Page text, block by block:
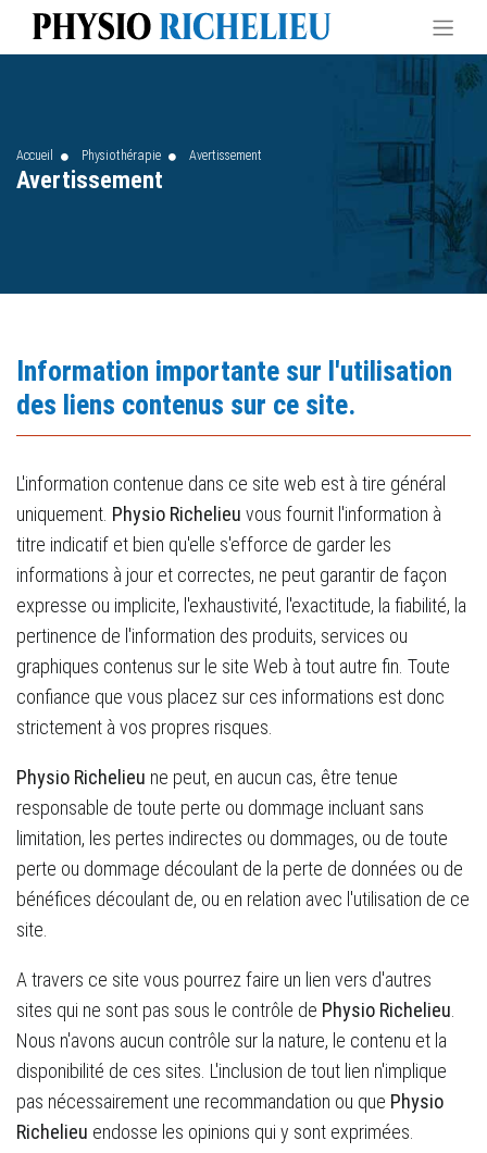
Accueil Physiothérapie Avertissement
Avertissement
Information importante sur l'utilisation
des liens contenus sur ce site.
L'information contenue dans ce site web est à tire général
uniquement. Physio Richelieu vous fournit l'information à
titre indicatif et bien qu'elle s'efforce de garder les
informations à jour et correctes, ne peut garantir de façon
expresse ou implicite, l'exhaustivité, l'exactitude, la fiabilité, la
pertinence de l'information des produits, services ou
graphiques contenus sur le site Web à tout autre fin. Toute
confiance que vous placez sur ces informations est donc
strictement à vos propres risques.
Physio Richelieu ne peut, en aucun cas, être tenue
responsable de toute perte ou dommage incluant sans
limitation, les pertes indirectes ou dommages, ou de toute
perte ou dommage découlant de la perte de données ou de
bénéfices découlant de, ou en relation avec l'utilisation de ce
site.
A travers ce site vous pourrez faire un lien vers d'autres
sites qui ne sont pas sous le contrôle de Physio Richelieu.
Nous n'avons aucun contrôle sur la nature, le contenu et la
disponibilité de ces sites. L'inclusion de tout lien n'implique
pas nécessairement une recommandation ou que Physio
Richelieu endosse les opinions qui y sont exprimées.